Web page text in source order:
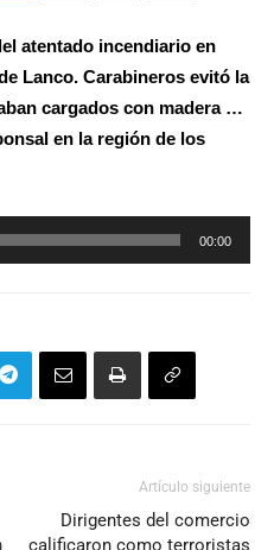
atentado incendiario en
Lanco. Carabineros evitó la
cargados con madera …
en la región de los
00:00
Artículo siguiente
Dirigentes del comercio
calificaron como terroristas